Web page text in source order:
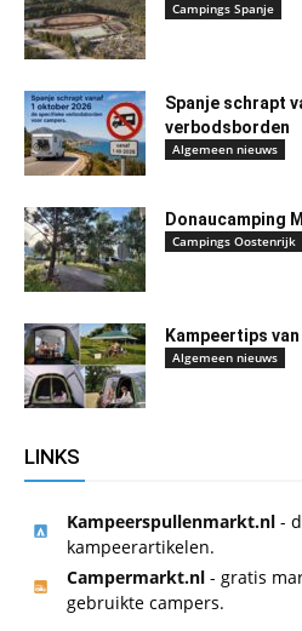
Campings Spanje
Spanje schrapt
verbodsborden
Algemeen nieuws
Donaucamping
Campings Oostenrijk
Kampeertips
Algemeen nieuws
LINKS
Kampeerspullenmarkt.nl -
kampeerartikelen.
Campermarkt.nl - gratis
gebruikte campers.